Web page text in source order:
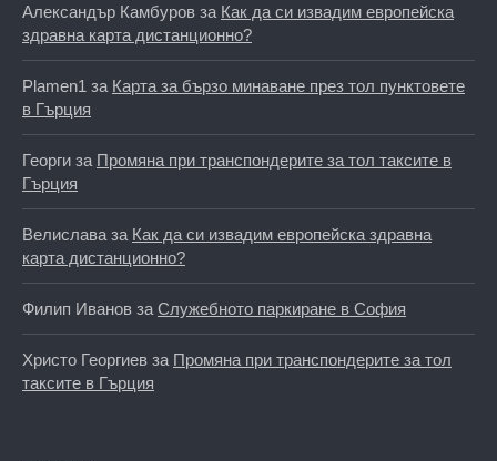
Александър Камбуров за Как да си извадим европейска
здравна карта дистанционно?
Plamen1 за Карта за бързо минаване през тол пунктовете
в Гърция
Георги за Промяна при транспондерите за тол таксите в
Гърция
Велислава за Как да си извадим европейска здравна
карта дистанционно?
Филип Иванов за Служебното паркиране в София
Христо Георгиев за Промяна при транспондерите за тол
таксите в Гърция